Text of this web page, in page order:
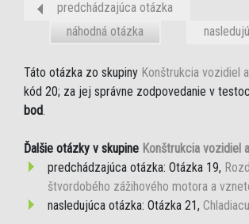
predchádzajúca otázka
náhodná otázka
Táto otázka zo skupiny Konštrukcia vozidiel
kód 20; za jej správne zodpovedanie v
bod.
Ďalšie otázky v skupine Konštrukcia vozidiel
predchádzajúca otázka: Otázka 19,
štvordobého zážihového motora a
nasledujúca otázka: Otázka 21,